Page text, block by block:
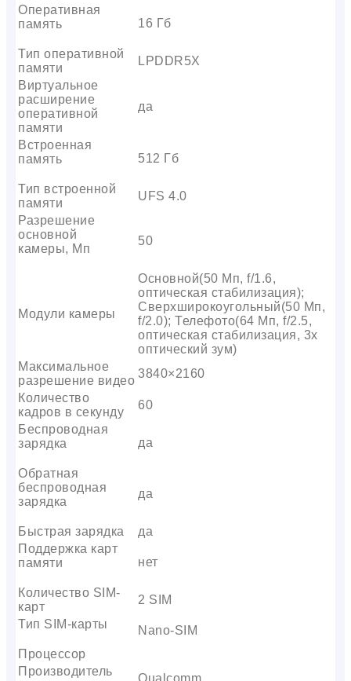
Оперативная
память
16 Гб
Тип оперативной
памяти
LPDDR5X
Виртуальное
расширение
оперативной
памяти
да
Встроенная
память
512 Гб
Тип встроенной
памяти
UFS 4.0
Разрешение
основной
камеры, Мп
50
Модули камеры
Основной(50 Мп, f/1.6,
оптическая стабилизация);
Сверхширокоугольный(50 Мп,
f/2.0); Телефото(64 Мп, f/2.5,
оптическая стабилизация, 3x
оптический зум)
Максимальное
разрешение видео
3840×2160
Количество
кадров в секунду
60
Беспроводная
зарядка
да
Обратная
беспроводная
зарядка
да
Быстрая зарядка
да
Поддержка карт
памяти
нет
Количество SIM-
карт
2 SIM
Тип SIM-карты
Nano-SIM
Процессор
Производитель
Qualcomm